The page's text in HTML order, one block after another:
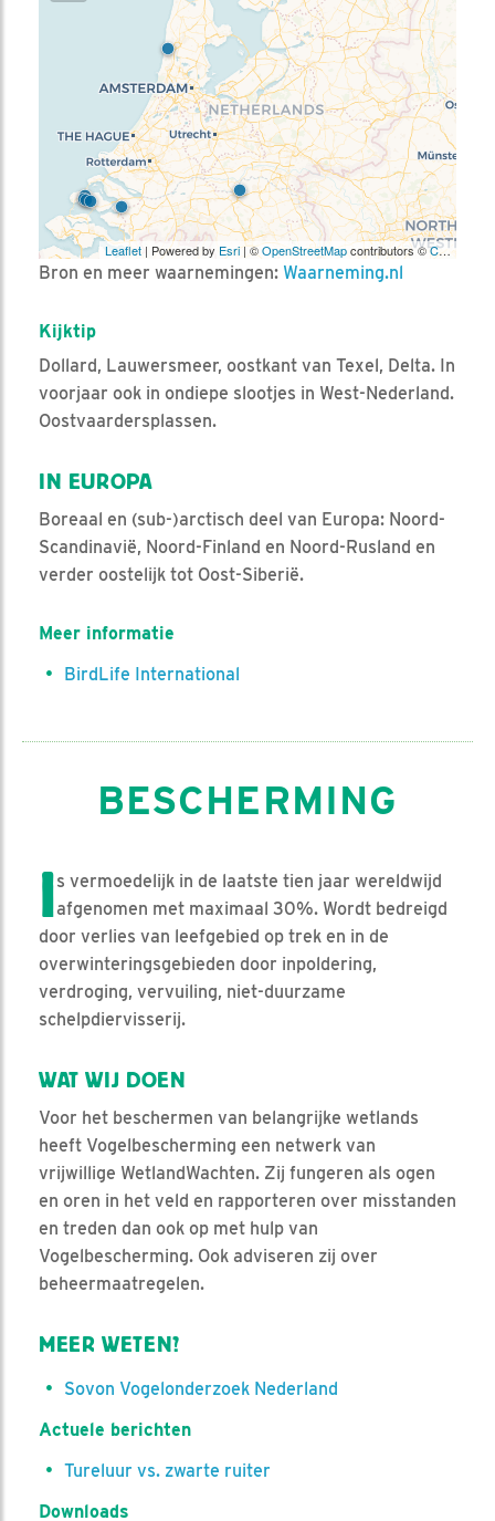
Leaflet | Powered by Esri| ©OpenStreetMapcontributors ©CARTO
Bron en meer waarnemingen: Waarneming.nl
Kijktip
Dollard, Lauwersmeer, oostkant van Texel, Delta. In
voorjaar ook in ondiepe slootjes in West-Nederland.
Oostvaardersplassen.
IN EUROPA
Boreaal en (sub-)arctisch deel van Europa: Noord-
Scandinavië, Noord-Finland en Noord-Rusland en
verder oostelijk tot Oost-Siberië.
Meer informatie
BirdLife International
BESCHERMING
Is vermoedelijk in de laatste tien jaar wereldwijd
afgenomen met maximaal 30%. Wordt bedreigd
door verlies van leefgebied op trek en in de
overwinteringsgebieden door inpoldering,
verdroging, vervuiling, niet-duurzame
schelpdiervisserij.
WAT WIJ DOEN
Voor het beschermen van belangrijke wetlands
heeft Vogelbescherming een netwerk van
vrijwillige WetlandWachten. Zij fungeren als ogen
en oren in het veld en rapporteren over misstanden
en treden dan ook op met hulp van
Vogelbescherming. Ook adviseren zij over
beheermaatregelen.
MEER WETEN?
Sovon Vogelonderzoek Nederland
Actuele berichten
Tureluur vs. zwarte ruiter
Downloads